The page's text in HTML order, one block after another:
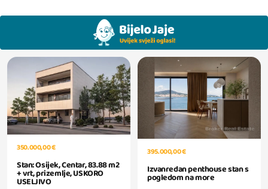
350.000,00 €
Stan: Osijek, Centar, 83.88 m2
+ vrt, prizemlje, USKORO
USELJIVO
395.000,00 €
Izvanredan penthouse stan s
pogledom na more